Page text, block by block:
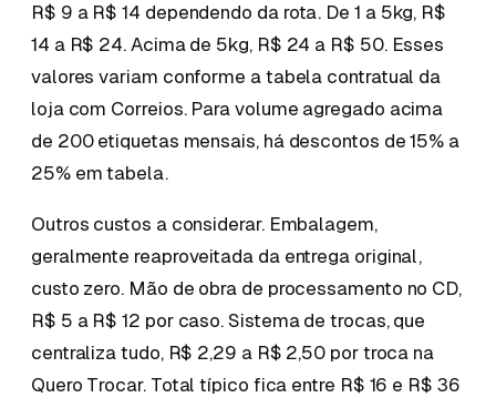
R$ 9 a R$ 14 dependendo da rota. De 1 a 5kg, R$
14 a R$ 24. Acima de 5kg, R$ 24 a R$ 50. Esses
valores variam conforme a tabela contratual da
loja com Correios. Para volume agregado acima
de 200 etiquetas mensais, há descontos de 15% a
25% em tabela.
Outros custos a considerar. Embalagem,
geralmente reaproveitada da entrega original,
custo zero. Mão de obra de processamento no CD,
R$ 5 a R$ 12 por caso. Sistema de trocas, que
centraliza tudo, R$ 2,29 a R$ 2,50 por troca na
Quero Trocar. Total típico fica entre R$ 16 e R$ 36